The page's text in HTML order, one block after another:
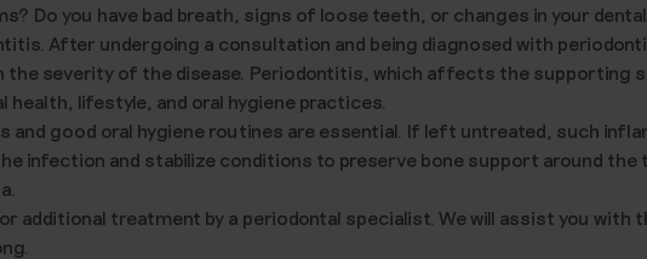
Do you have bad breath, signs of loose teeth, or changes in your
After undergoing a consultation and being diagnosed with
the severity of the disease. Periodontitis, which affects the
lifestyle, and oral hygiene practices.
and good oral hygiene routines are essential. If left untreated, such
infection and stabilize conditions to preserve bone support around
additional treatment by a periodontal specialist. We will assist you